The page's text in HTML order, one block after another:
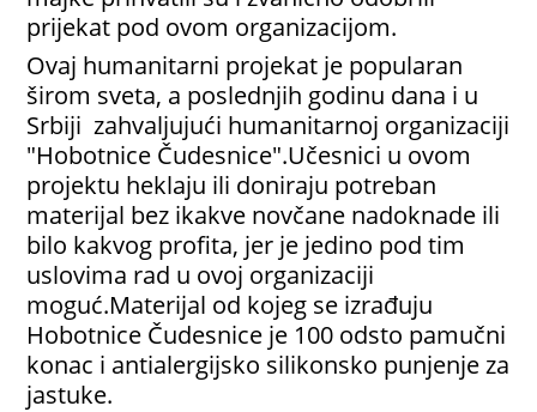
prijekat pod ovom organizacijom.
Ovaj humanitarni projekat je popularan
širom sveta, a poslednjih godinu dana i u
Srbiji zahvaljujući humanitarnoj organizaciji
"Hobotnice Čudesnice".Učesnici u ovom
projektu heklaju ili doniraju potreban
materijal bez ikakve novčane nadoknade ili
bilo kakvog profita, jer je jedino pod tim
uslovima rad u ovoj organizaciji
moguć.Materijal od kojeg se izrađuju
Hobotnice Čudesnice je 100 odsto pamučni
konac i antialergijsko silikonsko punjenje za
jastuke.